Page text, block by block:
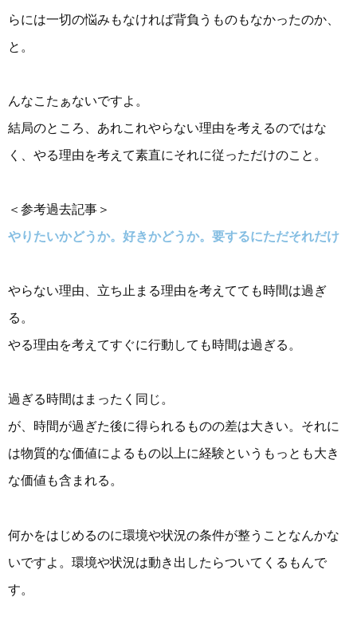
らには一切の悩みもなければ背負うものもなかったのか、
と。
んなこたぁないですよ。
結局のところ、あれこれやらない理由を考えるのではな
く、やる理由を考えて素直にそれに従っただけのこと。
＜参考過去記事＞
やりたいかどうか。好きかどうか。要するにただそれだけ
やらない理由、立ち止まる理由を考えてても時間は過ぎ
る。
やる理由を考えてすぐに行動しても時間は過ぎる。
過ぎる時間はまったく同じ。
が、時間が過ぎた後に得られるものの差は大きい。それに
は物質的な価値によるもの以上に経験というもっとも大き
な価値も含まれる。
何かをはじめるのに環境や状況の条件が整うことなんかな
いですよ。環境や状況は動き出したらついてくるもんで
す。